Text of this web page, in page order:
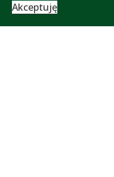
Akceptuję